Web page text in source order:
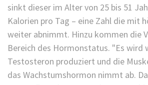
sinkt dieser im Alter von 25 bis 51
Kalorien pro Tag – eine Zahl die mit
weiter abnimmt. Hinzu kommen die
Bereich des Hormonstatus. "Es wird
Testosteron produziert und die
das Wachstumshormon nimmt ab.